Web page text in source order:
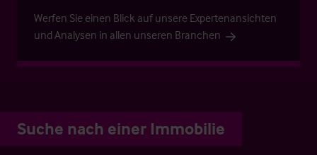
Werfen Sie einen Blick auf unsere Expertenansichten
und Analysen in allen unseren Branchen
Suche nach einer Immobilie